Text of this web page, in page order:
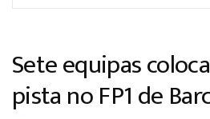
Sete equipas
pista no FP1 de